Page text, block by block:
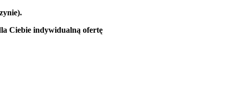
Ciebie indywidualną ofertę